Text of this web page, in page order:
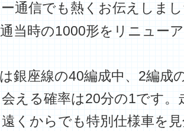
通信でも熱くお伝えしま
当時の1000形をリニュー
銀座線の40編成中、2編成
会える確率は20分の1です
くからでも特別仕様車を